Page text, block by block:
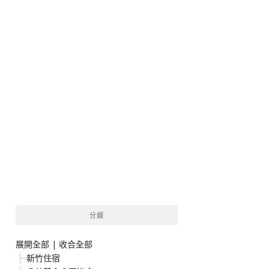
分類
展開全部 | 收合全部
新竹住宿